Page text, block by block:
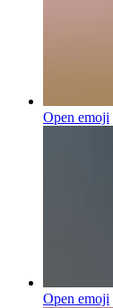
Open emoji
Open emoji